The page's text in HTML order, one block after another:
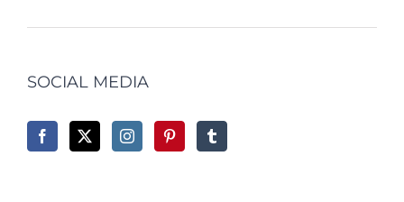
SOCIAL MEDIA